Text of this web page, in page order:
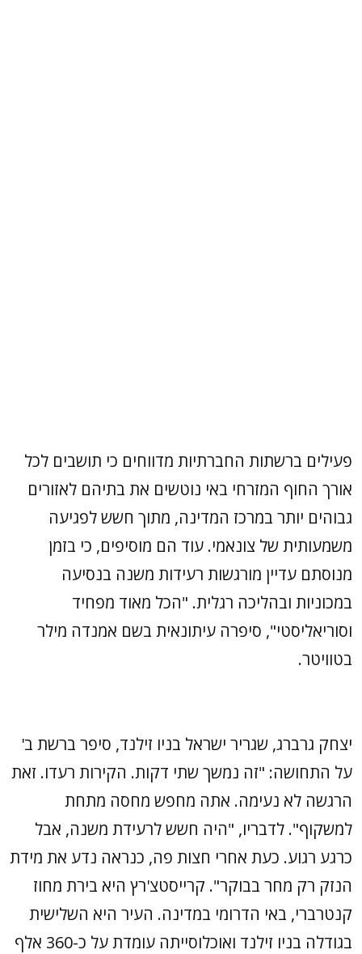
פעילים ברשתות החברתיות מדווחים כי תושבים לכל
אורך החוף המזרחי באי נוטשים את בתיהם לאזורים
גבוהים יותר במרכז המדינה, מתוך חשש לפגיעה
משמעותית של צונאמי. עוד הם מוסיפים, כי בזמן
מנוסתם עדיין מורגשות רעידות משנה בנסיעה
במכוניות ובהליכה רגלית. "הכל מאוד מפחיד
וסוריאליסטי", סיפרה עיתונאית בשם אמנדה מילר
בטוויטר.
יצחק גרברג, שגריר ישראל בניו זילנד, סיפר ברשת ב'
על התחושה: "זה נמשך שתי דקות. הקירות רעדו. זאת
הרגשה לא נעימה. אתה מחפש מחסה מתחת
למשקוף". לדבריו, "היה חשש לרעידת משנה, אבל
כרגע רגוע. כעת אחרי חצות פה, כנראה נדע את מידת
הנזק רק מחר בבוקר". קרייסטצ'רץ היא בירת מחוז
קנטרברי, באי הדרומי במדינה. העיר היא השלישית
בגודלה בניו זילנד ואוכלוסייתה עומדת על כ-360 אלף